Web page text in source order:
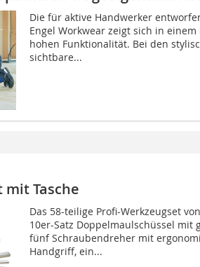
Die für aktive Handwerker
Engel Workwear zeigt sich in
hohen Funktionalität. Bei den
sichtbare...
mit Tasche
Das 58-teilige Profi-Werkzeugset
10er-Satz Doppelmaulschüssel mit
fünf Schraubendreher mit
Handgriff, ein...